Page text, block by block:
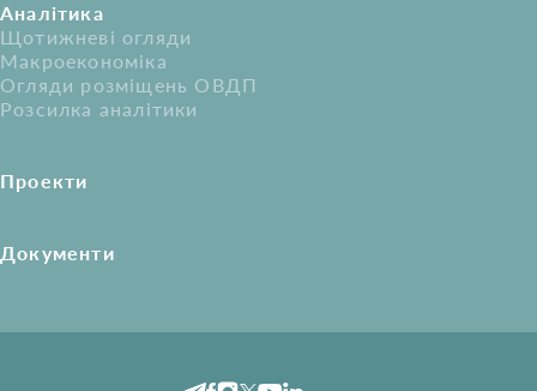
Аналітика
Щотижневі огляди
Макроекономіка
Огляди розміщень ОВДП
Розсилка аналітики
Проекти
Документи